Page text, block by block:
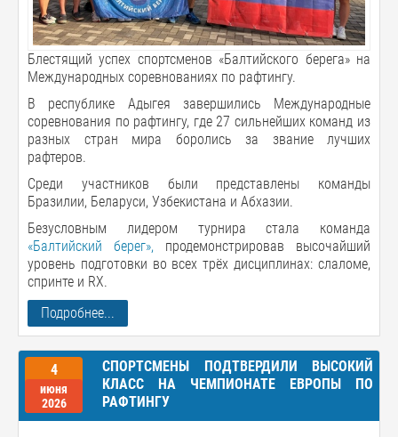
Блестящий успех спортсменов «Балтийского берега» на
Международных соревнованиях по рафтингу.
В республике Адыгея завершились Международные
соревнования по рафтингу, где 27 сильнейших команд из
разных стран мира боролись за звание лучших
рафтеров.
Среди участников были представлены команды
Бразилии, Беларуси, Узбекистана и Абхазии.
Безусловным лидером турнира стала команда
«Балтийский берег», продемонстрировав высочайший
уровень подготовки во всех трёх дисциплинах: слаломе,
спринте и RX.
Подробнее...
4
июня
2026
СПОРТСМЕНЫ ПОДТВЕРДИЛИ ВЫСОКИЙ
КЛАСС НА ЧЕМПИОНАТЕ ЕВРОПЫ ПО
РАФТИНГУ